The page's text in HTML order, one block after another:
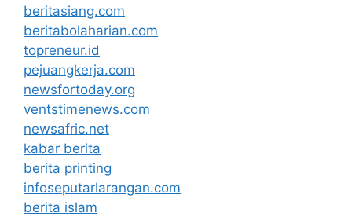
beritasiang.com
beritabolaharian.com
topreneur.id
pejuangkerja.com
newsfortoday.org
ventstimenews.com
newsafric.net
kabar berita
berita printing
infoseputarlarangan.com
berita islam